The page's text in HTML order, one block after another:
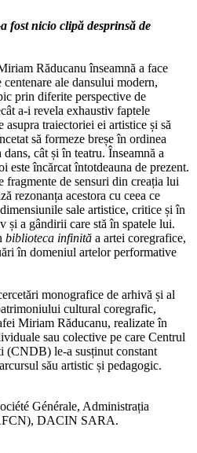
fost nicio clipă desprinsă de
Răducanu înseamnă a face
ale dansului modern,
prin diferite perspective de
a-i revela exhaustiv faptele
asupra traiectoriei ei artistice și să
să formeze breșe în ordinea
cât și în teatru. Înseamnă a
este încărcat întotdeauna de prezent.
de sensuri din creația lui
rezonanța acestora cu ceea ce
sale artistice, critice și în
și a gândirii care stă în spatele lui.
biblioteca infinită a artei coregrafice,
în domeniul artelor performative
monografice de arhivă și al
cultural coregrafic,
Miriam Răducanu, realizate în
sau colective pe care Centrul
(CNDB) le-a susținut constant
său artistic și pedagogic.
Générale, Administrația
DACIN SARA.